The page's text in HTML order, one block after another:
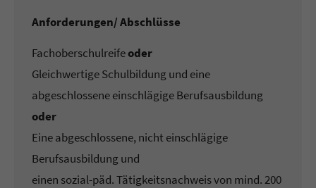
Anforderungen/ Abschlüsse
Fachoberschulreifeoder
Gleichwertige Schulbildung und eine
abgeschlossene einschlägige Berufsausbildung
oder
Eine abgeschlossene, nicht einschlägige
Berufsausbildung und
einen sozial-päd. Tätigkeitsnachweis von mind. 200